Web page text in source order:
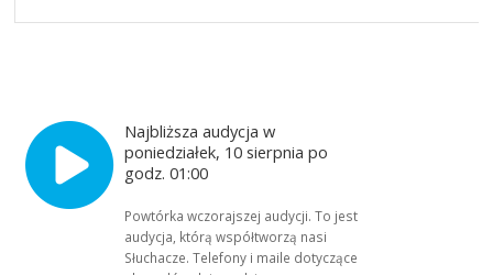
Najbliższa audycja w
poniedziałek, 10 sierpnia po
godz. 01:00
Powtórka wczorajszej audycji. To jest
audycja, którą współtworzą nasi
Słuchacze. Telefony i maile dotyczące